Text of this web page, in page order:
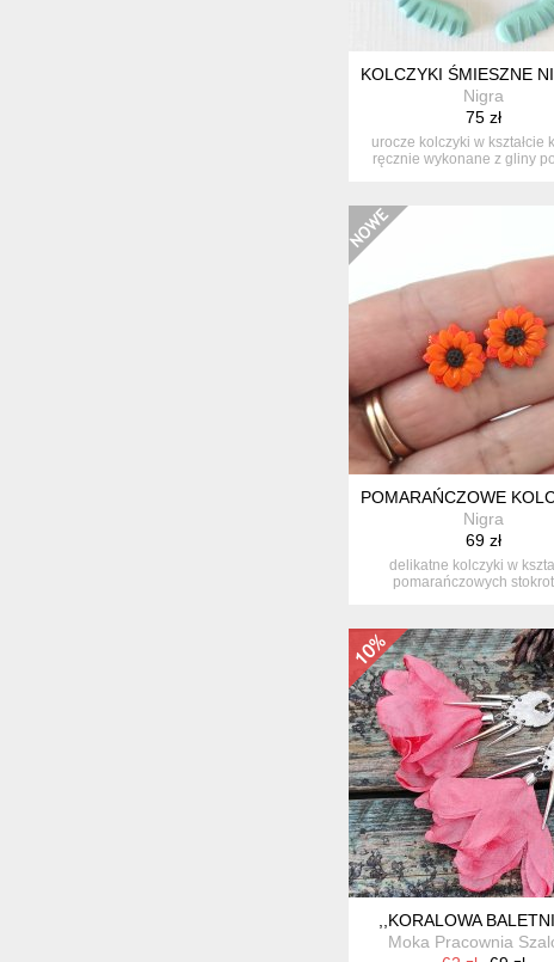
KOLCZYKI ŚMIESZNE
Nigra
75 zł
urocze kolczyki w kształcie
ręcznie wykonane z gliny
POMARAŃCZOWE
Nigra
69 zł
delikatne kolczyki w
pomarańczowych
,,KORALOWA
Moka Pracownia